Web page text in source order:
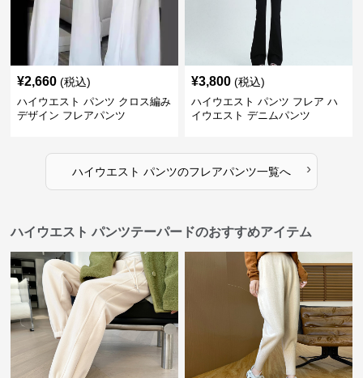
¥2,660 (税込)
ハイウエスト パンツ クロス編み
デザイン フレアパンツ
¥3,800 (税込)
ハイウエスト パンツ フレア ハ
イウエスト デニムパンツ
ハイウエスト パンツのフレアパンツ一覧へ ›
ハイウエスト パンツテーパードのおすすめアイテム